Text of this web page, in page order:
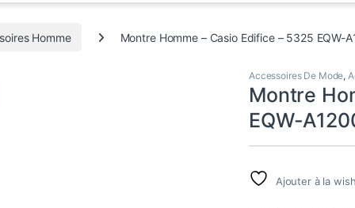
Homme Montre Homme – Casio Edifice – 5325 EQW-
Accessoires De Mode,
Montre
EQW-
Ajouter à la